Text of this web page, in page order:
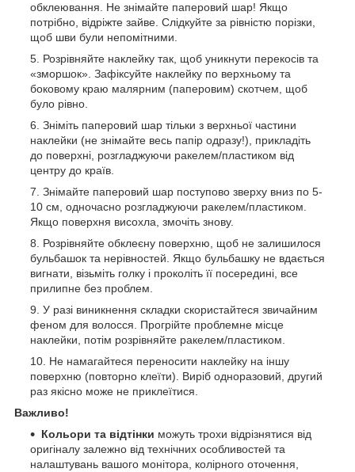
обклеювання. Не знімайте паперовий шар! Якщо
потрібно, відріжте зайве. Слідкуйте за рівністю порізки,
щоб шви були непомітними.
Розрівняйте наклейку так, щоб уникнути перекосів та
«зморшок». Зафіксуйте наклейку по верхньому та
боковому краю малярним (паперовим) скотчем, щоб
було рівно.
Зніміть паперовий шар тільки з верхньої частини
наклейки (не знімайте весь папір одразу!), прикладіть
до поверхні, розгладжуючи ракелем/пластиком від
центру до країв.
Знімайте паперовий шар поступово зверху вниз по 5-
10 см, одночасно розгладжуючи ракелем/пластиком.
Якщо поверхня висохла, змочіть знову.
Розрівняйте обклеєну поверхню, щоб не залишилося
бульбашок та нерівностей. Якщо бульбашку не вдається
вигнати, візьміть голку і проколіть її посередині, все
прилипне без проблем.
У разі виникнення складки скористайтеся звичайним
феном для волосся. Прогрійте проблемне місце
наклейки, потім розрівняйте ракелем/пластиком.
Не намагайтеся переносити наклейку на іншу
поверхню (повторно клеїти). Виріб одноразовий, другий
раз якісно може не приклеїтися.
Важливо!
Кольори та відтінки можуть трохи відрізнятися від
оригіналу залежно від технічних особливостей та
налаштувань вашого монітора, колірного оточення,